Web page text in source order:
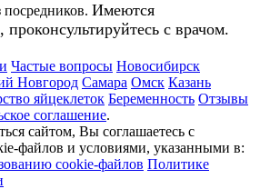
Имеются
проконсультируйтесь с врачом.
Частые вопросы Новосибирск
Новгород Самара Омск Казань
яйцеклеток Беременность Отзывы
соглашение.
сайтом, Вы соглашаетесь с
файлов и условиями, указанными в:
cookie-файлов Политике